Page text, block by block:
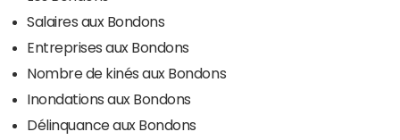
Salaires aux Bondons
Entreprises aux Bondons
Nombre de kinés aux Bondons
Inondations aux Bondons
Délinquance aux Bondons